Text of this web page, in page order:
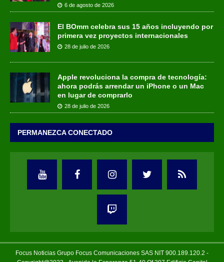
6 de agosto de 2026
El BOmm celebra sus 15 años incluyendo por
primera vez proyectos internacionales
28 de julio de 2026
Apple revoluciona la compra de tecnología:
ahora podrás arrendar un iPhone o un Mac
en lugar de comprarlo
28 de julio de 2026
PERMANEZCA CONECTADO
Focus Noticias Grupo Focus Comunicaciones SAS NIT 900.189.120.2 -